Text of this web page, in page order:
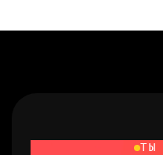
ТЫ